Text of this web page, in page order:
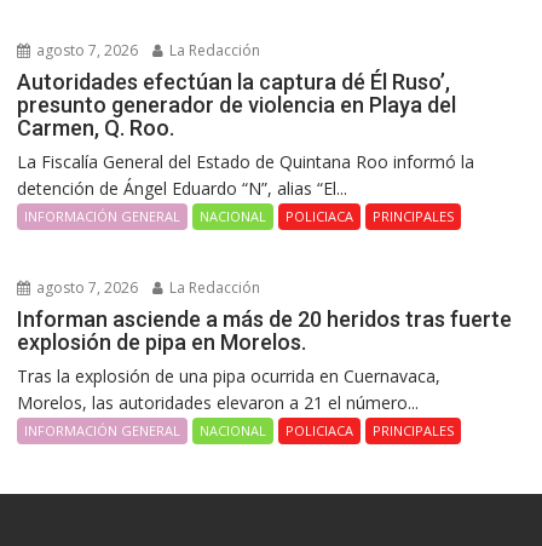
agosto 7, 2026 La Redacción
Autoridades efectúan la captura dé Él Ruso’,
presunto generador de violencia en Playa del
Carmen, Q. Roo.
La Fiscalía General del Estado de Quintana Roo informó la
detención de Ángel Eduardo “N”, alias “El...
INFORMACIÓN GENERAL NACIONAL POLICIACA PRINCIPALES
agosto 7, 2026 La Redacción
Informan asciende a más de 20 heridos tras fuerte
explosión de pipa en Morelos.
Tras la explosión de una pipa ocurrida en Cuernavaca,
Morelos, las autoridades elevaron a 21 el número...
INFORMACIÓN GENERAL NACIONAL POLICIACA PRINCIPALES